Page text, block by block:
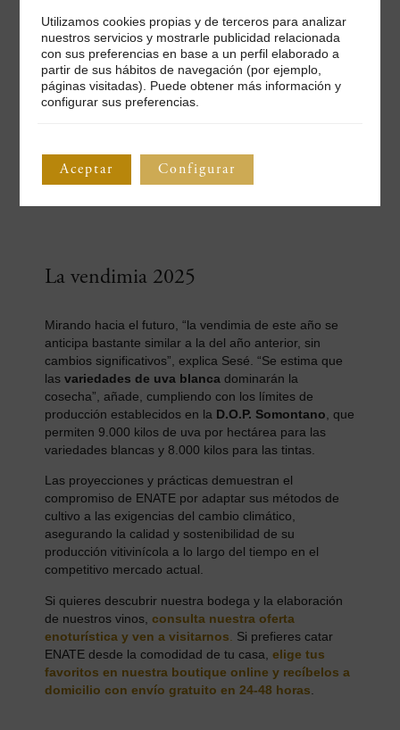
plagas, sino que también se crea un hábitat para
especies que protegen los cultivos, favoreciendo así la
salud general de los viñedos”, argumenta Sesé.
La vendimia 2025
Mirando hacia el futuro, “la vendimia de este año se
anticipa bastante similar a la del año anterior, sin
cambios significativos”, explica Sesé. “Se estima que
las variedades de uva blanca dominarán la
cosecha”, añade, cumpliendo con los límites de
producción establecidos en la D.O.P. Somontano , que
permiten 9.000 kilos de uva por hectárea para las
variedades blancas y 8.000 kilos para las tintas.
Las proyecciones y prácticas demuestran el
compromiso de ENATE por adaptar sus métodos de
cultivo a las exigencias del cambio climático,
asegurando la calidad y sostenibilidad de su
producción vitivinícola a lo largo del tiempo en el
competitivo mercado actual.
Si quieres descubrir nuestra bodega y la elaboración
de nuestros vinos, consulta nuestra oferta
enoturística y ven a visitarnos
Si prefieres catar
ENATE desde la comodidad de tu casa, elige tus
favoritos en nuestra boutique online y recíbelos a
domicilio con envío gratuito en 24-48 horas
Utilizamos cookies propias y de terceros para analizar
nuestros servicios y mostrarle publicidad relacionada
con sus preferencias en base a un perfil elaborado a
partir de sus hábitos de navegación (por ejemplo,
páginas visitadas). Puede obtener más información y
configurar sus preferencias.
Aceptar Configurar